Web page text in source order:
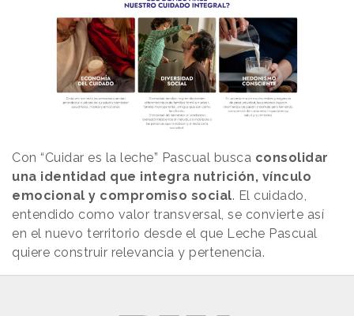
Con “Cuidar es la leche” Pascual busca consolidar
una identidad que integra nutrición, vínculo
emocional y compromiso social. El cuidado,
entendido como valor transversal, se convierte así
en el nuevo territorio desde el que Leche Pascual
quiere construir relevancia y pertenencia.